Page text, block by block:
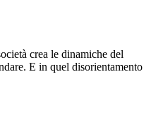
crea le dinamiche del
E in quel disorientamento